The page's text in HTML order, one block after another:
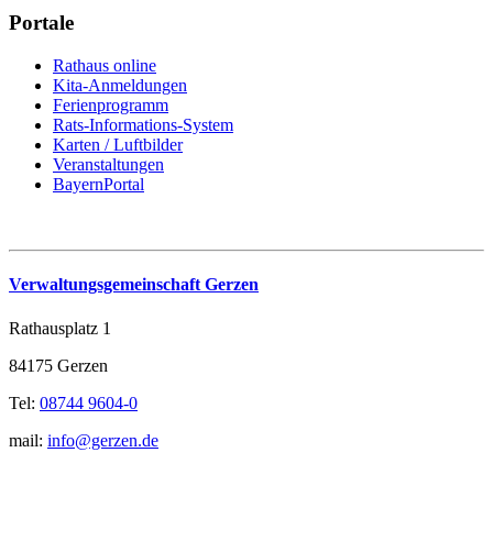
Portale
Rathaus online
Kita-Anmeldungen
Ferienprogramm
Rats-Informations-System
Karten / Luftbilder
Veranstaltungen
BayernPortal
Verwaltungsgemeinschaft Gerzen
Rathausplatz 1
84175 Gerzen
Tel: 08744 9604-0
mail: info@gerzen.de